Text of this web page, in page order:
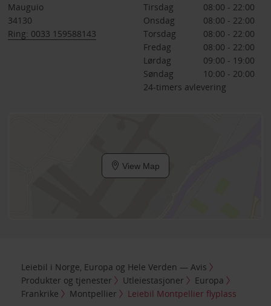
Mauguio
34130
Ring: 0033 159588143
Tirsdag
08:00 - 22:00
Onsdag
08:00 - 22:00
Torsdag
08:00 - 22:00
Fredag
08:00 - 22:00
Lørdag
09:00 - 19:00
Søndag
10:00 - 20:00
24-timers avlevering
View Map
Leiebil i Norge, Europa og Hele Verden — Avis
Produkter og tjenester
Utleiestasjoner
Europa
Frankrike
Montpellier Leiebil Montpellier flyplass